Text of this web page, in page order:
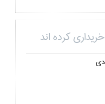
کرده اند